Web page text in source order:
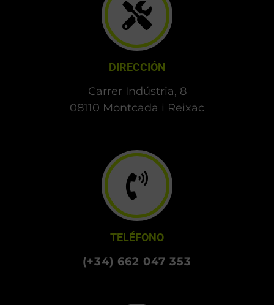
DIRECCIÓN
Carrer Indústria, 8
08110 Montcada i Reixac
TELÉFONO
(+34) 662 047 353